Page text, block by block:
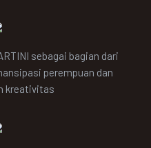
sebagai bagian dari
perempuan dan
kreativitas